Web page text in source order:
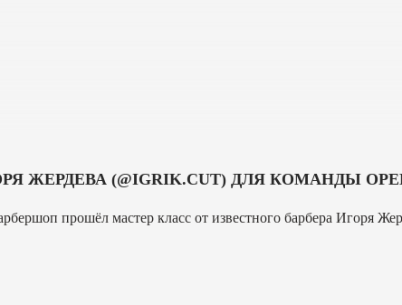
ЖЕРДЕВА (@IGRIK.CUT) ДЛЯ КОМАНДЫ
прошёл мастер класс от известного барбера Игоря